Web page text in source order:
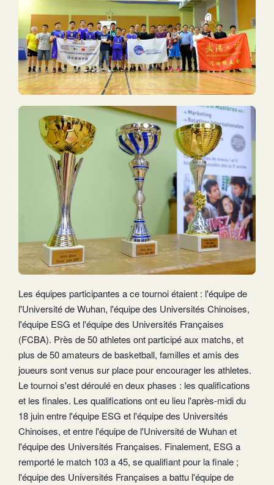
Les équipes participantes a ce tournoi étaient : l'équipe de
l'Université de Wuhan, l'équipe des Universités Chinoises,
l'équipe ESG et l'équipe des Universités Françaises
(FCBA). Près de 50 athletes ont participé aux matchs, et
plus de 50 amateurs de basketball, familles et amis des
joueurs sont venus sur place pour encourager les athletes.
Le tournoi s'est déroulé en deux phases : les qualifications
et les finales. Les qualifications ont eu lieu l'après-midi du
18 juin entre l'équipe ESG et l'équipe des Universités
Chinoises, et entre l'équipe de l'Université de Wuhan et
l'équipe des Universités Françaises. Finalement, ESG a
remporté le match 103 a 45, se qualifiant pour la finale ;
l'équipe des Universités Françaises a battu l'équipe de